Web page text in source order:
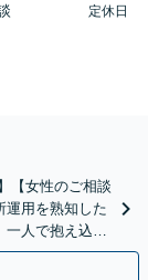
定休日
【女性のご相談
運用を熟知した
一人で抱え込ま
。